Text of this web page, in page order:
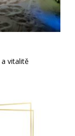
vitalitě